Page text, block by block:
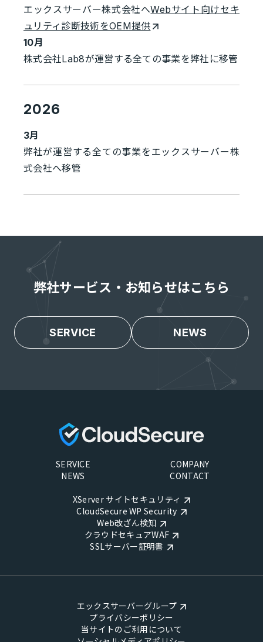
エックスサーバー株式会社へWebサイト向けセキ
ュリティ診断技術をOEM提供
10月
株式会社Lab8が運営する全ての事業を弊社に移管
2026
3月
弊社が運営する全ての事業をエックスサーバー株
式会社へ移管
弊社サービス・お知らせはこちら
SERVICE NEWS
SERVICE
COMPANY
NEWS
CONTACT
XServer サイトセキュリティ
CloudSecure WP Security
Web改ざん検知
クラウドセキュアWAF
SSLサーバー証明書
エックスサーバーグループ
プライバシーポリシー
当サイトのご利用について